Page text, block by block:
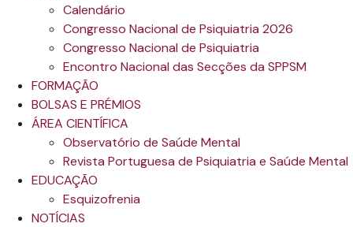
Calendário
Congresso Nacional de Psiquiatria 2026
Congresso Nacional de Psiquiatria
Encontro Nacional das Secções da SPPSM
FORMAÇÃO
BOLSAS E PRÉMIOS
ÁREA CIENTÍFICA
Observatório de Saúde Mental
Revista Portuguesa de Psiquiatria e Saúde Mental
EDUCAÇÃO
Esquizofrenia
NOTÍCIAS